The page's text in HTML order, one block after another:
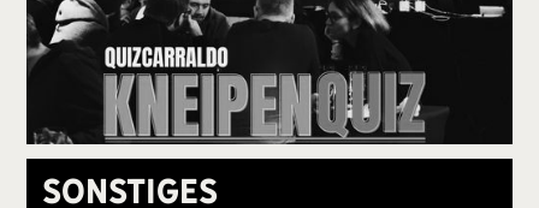
Sonstiges